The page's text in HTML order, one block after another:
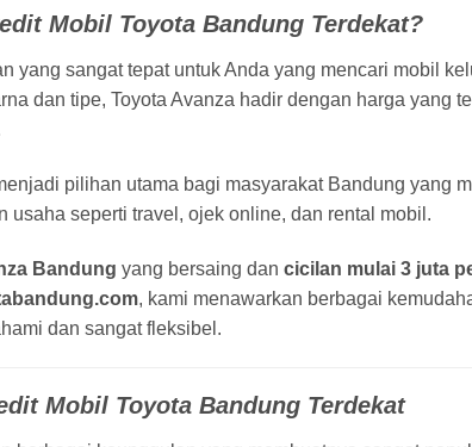
Mobil Toyota Bandung Terdekat?
yang sangat tepat untuk Anda yang mencari mobil
dan tipe, Toyota Avanza hadir dengan harga yang
pilihan utama bagi masyarakat Bandung yang
usaha seperti travel, ojek online, dan rental mobil.
Bandung yang bersaing dan cicilan mulai 3 juta
, kami menawarkan berbagai
dan sangat fleksibel.
Mobil Toyota Bandung Terdekat